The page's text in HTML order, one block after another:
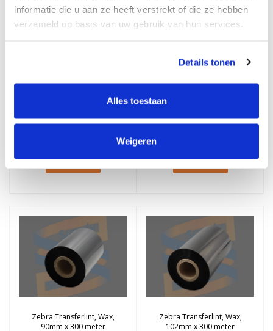
informatie die u aan ze heeft verstrekt of die ze hebben
verzameld op basis van uw gebruik van hun services.
Details tonen
Alles toestaan
Weigeren
Zebra Transferlint, Wax,
Stukprijs: €7,28 / Per Rol
Zebra Transferlint, Wax,
Stukprijs: €7,93 / Per Rol
Zebra Transferlint, Wax,
90mm x 300 meter
Zebra Transferlint, Wax,
102mm x 300 meter